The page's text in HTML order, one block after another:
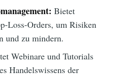
Bietet
Loss-Orders, um Risiken
und zu mindern.
Webinare und Tutorials
Handelswissens der